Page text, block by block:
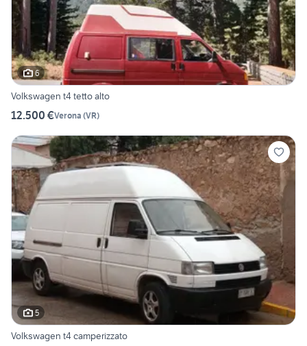
6
Volkswagen t4 tetto alto
12.500 €Verona (VR)
5
Volkswagen t4 camperizzato